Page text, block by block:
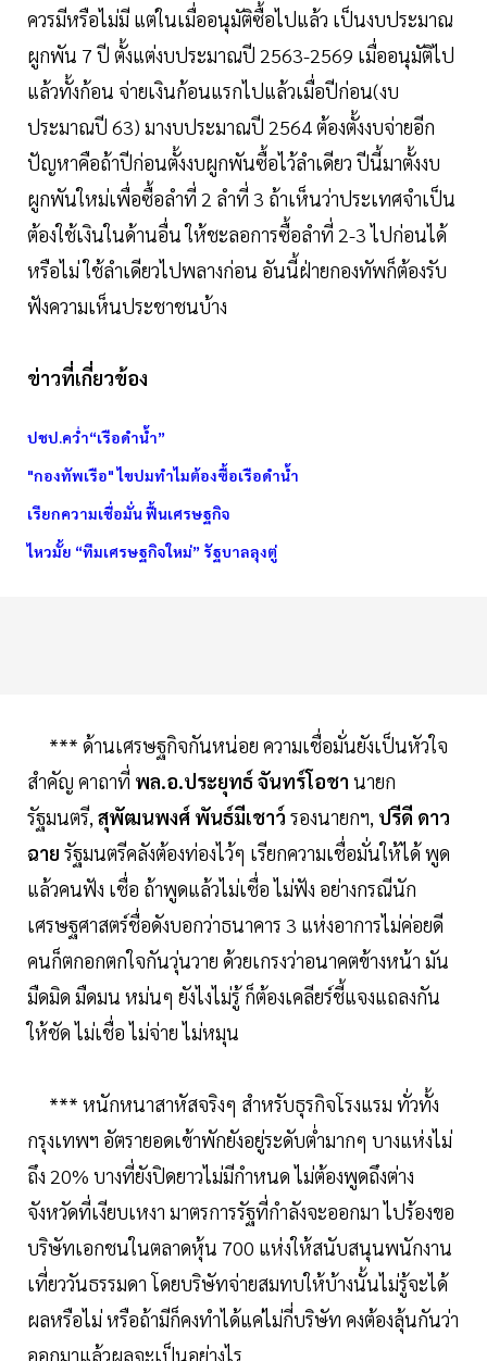
ควรมีหรือไม่มี แต่ในเมื่ออนุมัติซื้อไปแล้ว เป็นงบประมาณ
ผูกพัน 7 ปี ตั้งแต่งบประมาณปี 2563-2569 เมื่ออนุมัติไป
แล้วทั้งก้อน จ่ายเงินก้อนแรกไปแล้วเมื่อปีก่อน(งบ
ประมาณปี 63) มางบประมาณปี 2564 ต้องตั้งงบจ่ายอีก
ปัญหาคือถ้าปีก่อนตั้งงบผูกพันซื้อไว้ลำเดียว ปีนี้มาตั้งงบ
ผูกพันใหม่เพื่อซื้อลำที่ 2 ลำที่ 3 ถ้าเห็นว่าประเทศจำเป็น
ต้องใช้เงินในด้านอื่น ให้ชะลอการซื้อลำที่ 2-3 ไปก่อนได้
หรือไม่ ใช้ลำเดียวไปพลางก่อน อันนี้ฝ่ายกองทัพก็ต้องรับ
ฟังความเห็นประชาชนบ้าง
ข่าวที่เกี่ยวข้อง
ปชป.คว่ำ“เรือดำน้ำ”
"กองทัพเรือ" ไขปมทำไมต้องซื้อเรือดำน้ำ
เรียกความเชื่อมั่น ฟื้นเศรษฐกิจ
ไหวมั้ย “ทีมเศรษฐกิจใหม่” รัฐบาลลุงตู่
*** ด้านเศรษฐกิจกันหน่อย ความเชื่อมั่นยังเป็นหัวใจ
สำคัญ คาถาที่ พล.อ.ประยุทธ์ จันทร์โอชา นายก
รัฐมนตรี, สุพัฒนพงศ์ พันธ์มีเชาว์ รองนายกฯ, ปรีดี ดาว
ฉาย รัฐมนตรีคลังต้องท่องไว้ๆ เรียกความเชื่อมั่นให้ได้ พูด
แล้วคนฟัง เชื่อ ถ้าพูดแล้วไม่เชื่อ ไม่ฟัง อย่างกรณีนัก
เศรษฐศาสตร์ชื่อดังบอกว่าธนาคาร 3 แห่งอาการไม่ค่อยดี
คนก็ตกอกตกใจกันวุ่นวาย ด้วยเกรงว่าอนาคตข้างหน้า มัน
มืดมิด มืดมน หม่นๆ ยังไงไม่รู้ ก็ต้องเคลียร์ชี้แจงแถลงกัน
ให้ชัด ไม่เชื่อ ไม่จ่าย ไม่หมุน
*** หนักหนาสาหัสจริงๆ สำหรับธุรกิจโรงแรม ทั่วทั้ง
กรุงเทพฯ อัตรายอดเข้าพักยังอยู่ระดับต่ำมากๆ บางแห่งไม่
ถึง 20% บางที่ยังปิดยาวไม่มีกำหนด ไม่ต้องพูดถึงต่าง
จังหวัดที่เงียบเหงา มาตรการรัฐที่กำลังจะออกมา ไปร้องขอ
บริษัทเอกชนในตลาดหุ้น 700 แห่งให้สนับสนุนพนักงาน
เที่ยววันธรรมดา โดยบริษัทจ่ายสมทบให้บ้างนั้นไม่รู้จะได้
ผลหรือไม่ หรือถ้ามีก็คงทำได้แค่ไม่กี่บริษัท คงต้องลุ้นกันว่า
ออกมาแล้วผลจะเป็นอย่างไร